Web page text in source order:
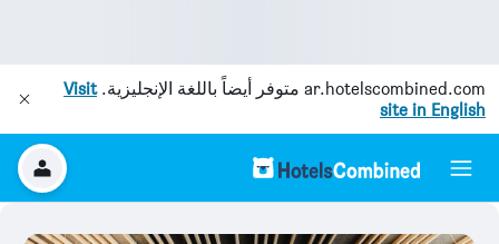
ar.hotelscombined.com متوفر أيضاً باللغة الإنجليزية.Visit
site in English